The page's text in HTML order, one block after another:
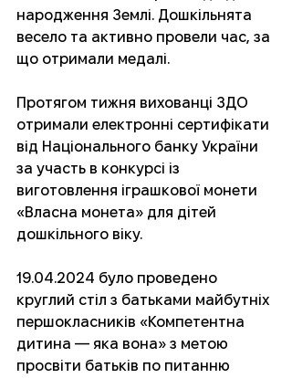
народження Землі. Дошкільнята
весело та активно провели час, за
що отримали медалі.
Протягом тижня вихованці ЗДО
отримали електронні сертифікати
від Національного банку України
за участь в конкурсі із
виготовлення іграшкової монети
«Власна монета» для дітей
дошкільного віку.
19.04.2024 було проведено
круглий стіл з батьками майбутніх
першокласників «Компетентна
дитина — яка вона» з метою
просвіти батьків по питанню